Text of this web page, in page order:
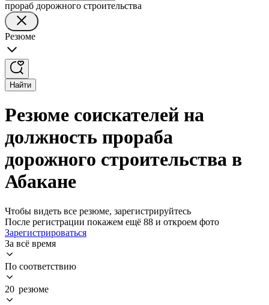
прораб дорожного строительства
Резюме
Найти
Резюме соискателей на
должность прораба
дорожного строительства в
Абакане
Чтобы видеть все резюме, зарегистрируйтесь
После регистрации покажем ещё 88 и откроем фото
Зарегистрироваться
За всё время
По соответствию
20 резюме